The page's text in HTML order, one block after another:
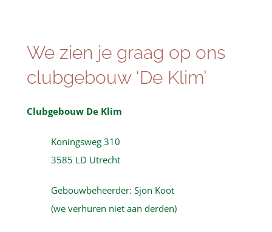
Bestuurszaken
We zien je graag op ons
clubgebouw ‘De Klim’
Clubgebouw De Klim
Koningsweg 310
3585 LD Utrecht
Gebouwbeheerder: Sjon Koot
(we verhuren niet aan derden)